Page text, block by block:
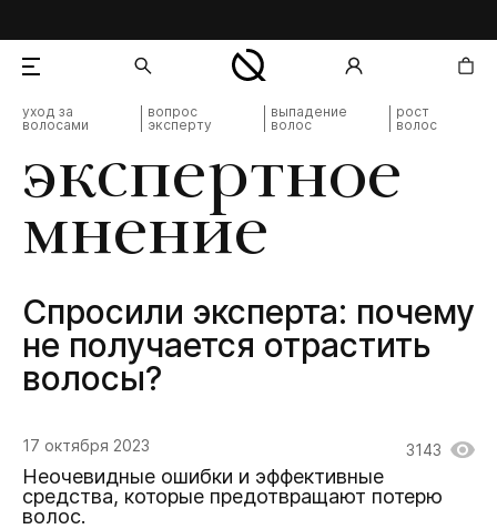
добавлен в корзину
экспертное
мнение
Cпросили эксперта: почему
не получается отрастить
волосы?
уход за
волосами
вопрос
эксперту
выпадение
волос
рост
волос
17 октября 2023 3143
Неочевидные ошибки и эффективные
средства, которые предотвращают потерю
волос.